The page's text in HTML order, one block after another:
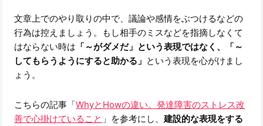
文章上でのやり取りの中で、議論や感情をぶつけるなどの
行為は控えましょう。もし相手のミスなどを指摘しなくて
はならない時は 「～がダメだ」という表現ではなく、「～
してもらうようにすると助かる」 という表現を心がけまし
ょう。
こちらの記事「WhyとHowの違い。発達障害のストレス改
善で心掛けていること 」を参考にし、建設的な表現をする